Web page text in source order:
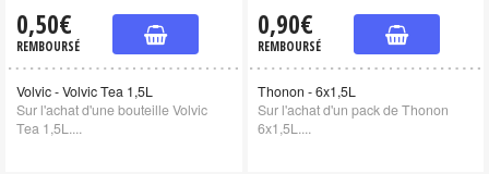
0,50€
REMBOURSÉ
Volvic - Volvic Tea 1,5L
Sur l'achat d'une bouteille Volvic
Tea 1,5L....
0,90€
REMBOURSÉ
Thonon - 6x1,5L
Sur l'achat d'un pack de Thonon
6x1,5L....